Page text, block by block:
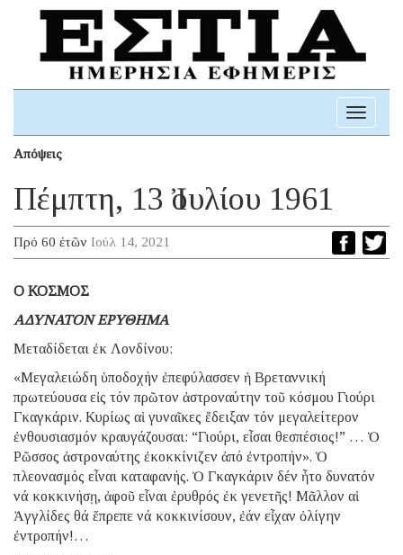
Toggle
Απόψεις
Πέμπτη, 13 Ἰουλίου 1961
Πρό 60 ἐτῶν Ιούλ 14, 2021
Ο ΚΟΣΜΟΣ
ΑΔΥΝΑΤΟΝ ΕΡΥΘΗΜΑ
Μεταδίδεται ἐκ Λονδίνου:
«Μεγαλειώδη ὑποδοχήν ἐπεφύλασσεν ἡ Βρεταννική
πρωτεύουσα εἰς τόν πρῶτον ἀστροναύτην τοῦ κόσμου Γιούρι
Γκαγκάριν. Κυρίως αἱ γυναῖκες ἔδειξαν τόν μεγαλείτερον
ἐνθουσιασμόν κραυγάζουσαι: “Γιούρι, εἶσαι θεσπέσιος!” … Ὁ
Ρῶσσος ἀστροναύτης ἐκοκκίνιζεν ἀπό ἐντροπήν». Ὁ
πλεονασμός εἶναι καταφανής. Ὁ Γκαγκάριν δέν ἦτο δυνατόν
νά κοκκινήσῃ, ἀφοῦ εἶναι ἐρυθρός ἐκ γενετῆς! Μᾶλλον αἱ
Ἀγγλίδες θά ἔπρεπε νά κοκκινίσουν, ἐάν εἶχαν ὀλίγην
ἐντροπήν!…